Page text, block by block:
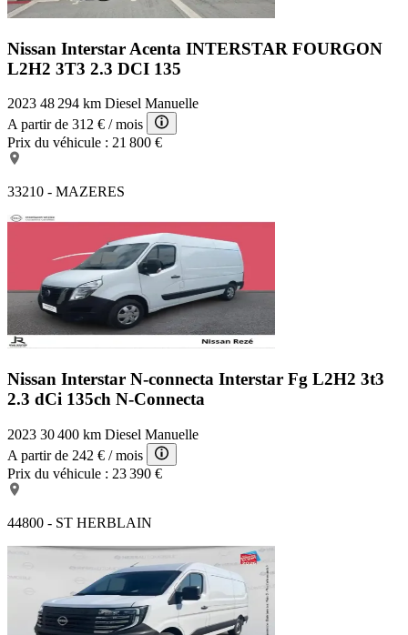
Nissan Interstar Acenta INTERSTAR FOURGON
L2H2 3T3 2.3 DCI 135
2023 48 294 km Diesel Manuelle
A partir de 312 € / mois
Prix du véhicule : 21 800 €
33210 - MAZERES
Nissan Interstar N-connecta Interstar Fg L2H2 3t3
2.3 dCi 135ch N-Connecta
2023 30 400 km Diesel Manuelle
A partir de 242 € / mois
Prix du véhicule : 23 390 €
44800 - ST HERBLAIN